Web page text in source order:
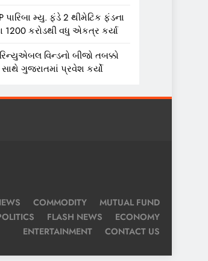
પારિબા મ્યુ. ફંડે 2 થીમેટિક ફંડના
1200 કરોડથી વધુ એકત્ર કર્યા
વિન્ડનો બીજો તબક્કો
ગુજરાતમાં પ્રવેશ કર્યો
COMMODITY
MUTUAL FUND
FLASH NEWS
ECONOMY
ENTERTAINMENT
CONTACT US